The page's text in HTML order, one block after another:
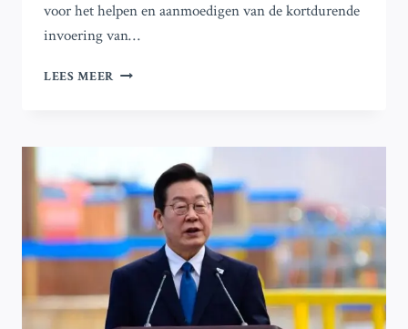
voor het helpen en aanmoedigen van de kortdurende
invoering van…
LEES MEER ZUID-
VOOR
OMKOPING
EX-
PREMIER
WEGENS
STAAT